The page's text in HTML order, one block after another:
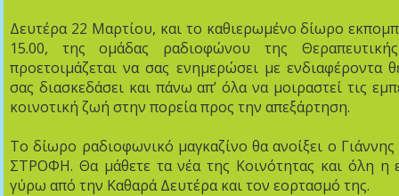
Δευτέρα 22 Μαρτίου, και το καθιερωμένο δίωρο
15.00, της ομάδας ραδιοφώνου της
προετοιμάζεται να σας ενημερώσει με ενδιαφέροντα
σας διασκεδάσει και πάνω απ’ όλα να μοιραστεί τις
κοινοτική ζωή στην πορεία προς την απεξάρτηση.
Το δίωρο ραδιοφωνικό μαγκαζίνο θα ανοίξει ο
ΣΤΡΟΦΗ. Θα μάθετε τα νέα της Κοινότητας και όλη η
γύρω από την Καθαρά Δευτέρα και τον εορτασμό της.